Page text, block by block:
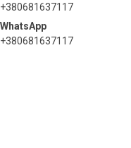
+380681637117
+380681637117